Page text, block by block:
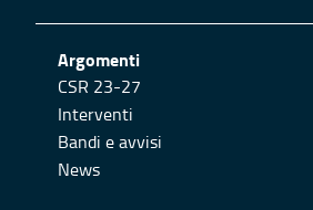
Argomenti
CSR 23-27
Interventi
Bandi e avvisi
News